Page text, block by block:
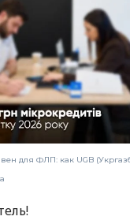
для ФЛП: как UGB